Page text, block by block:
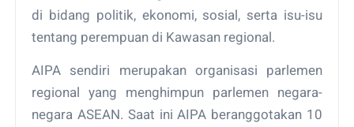
di bidang politik, ekonomi, sosial, serta isu-isu
tentang perempuan di Kawasan regional.
AIPA sendiri merupakan organisasi parlemen
regional yang menghimpun parlemen negara-
negara ASEAN. Saat ini AIPA beranggotakan 10